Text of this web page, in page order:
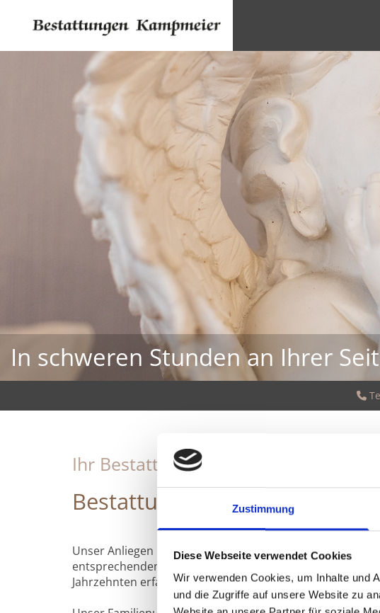
Zustimmung
Diese Webseite verwendet Cookies
Wir verwenden Cookies, um Inhalte und
und die Zugriffe auf unsere Website zu
In schweren Stunden an Ihrer

Ihr Bestattungsunternehmen in Rinteln
Bestattungen Günter
Unser Anliegen ist es, würdevolle Bestattungen in einem
entsprechendem Rahmen auszurichten. Darin sind wir
Jahrzehnten erfahren.